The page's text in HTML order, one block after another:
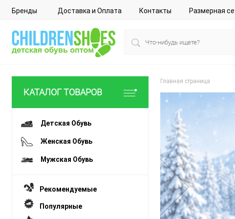
Бренды Доставка и Оплата Контакты Размерная
КАТАЛОГ ТОВАРОВ
Детская Обувь
Женская Обувь
Мужская Обувь
Рекомендуемые
Популярные
Главная страница
Перейти